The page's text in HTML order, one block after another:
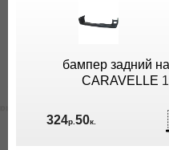
бампер задний
CARAVELLE
324р. 50к.